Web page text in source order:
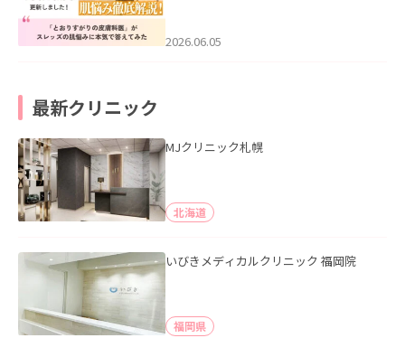
2026.06.05
最新クリニック
MJクリニック札幌
北海道
いびきメディカルクリニック 福岡院
福岡県